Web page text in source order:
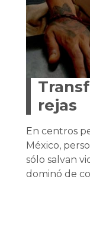
rejas
En centros
México,
sólo salvan
dominó de